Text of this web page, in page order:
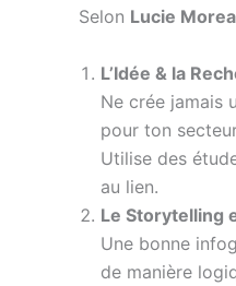
Selon Lucie
L’Idée & la
Ne crée jamais
pour ton
Utilise des
au lien.
Le Storytelling
Une bonne
de manière